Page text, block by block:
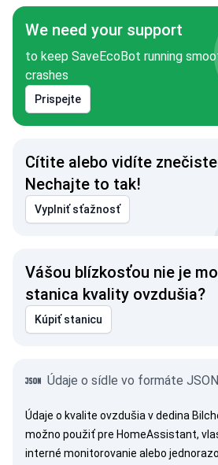
We need your support
to keep SaveEcoBot running
crashes
Prispejte
Cítite alebo vidíte
Nechajte to tak!
Vyplniť sťažnosť
Vášou blízkosťou nie je
stanica kvality ovzdušia?
Kúpiť stanicu
Údaje o sídle vo formáte JSON
Údaje o kvalite ovzdušia v dedina
možno použiť pre HomeAssistant,
interné monitorovanie alebo